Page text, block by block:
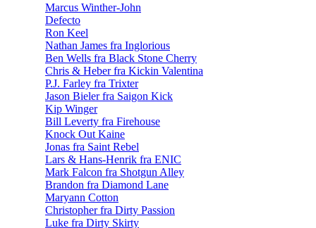
Marcus Winther-John
Defecto
Ron Keel
Nathan James fra Inglorious
Ben Wells fra Black Stone Cherry
Chris & Heber fra Kickin Valentina
P.J. Farley fra Trixter
Jason Bieler fra Saigon Kick
Kip Winger
Bill Leverty fra Firehouse
Knock Out Kaine
Jonas fra Saint Rebel
Lars & Hans-Henrik fra ENIC
Mark Falcon fra Shotgun Alley
Brandon fra Diamond Lane
Maryann Cotton
Christopher fra Dirty Passion
Luke fra Dirty Skirty